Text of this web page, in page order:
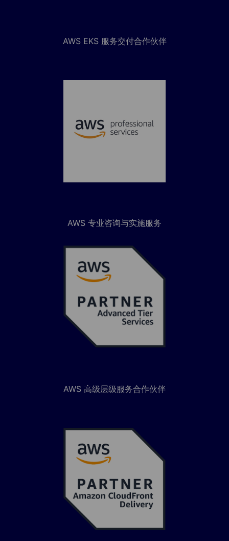
AWS EKS 服务交付合作伙伴
AWS 专业咨询与实施服务
AWS 高级层级服务合作伙伴